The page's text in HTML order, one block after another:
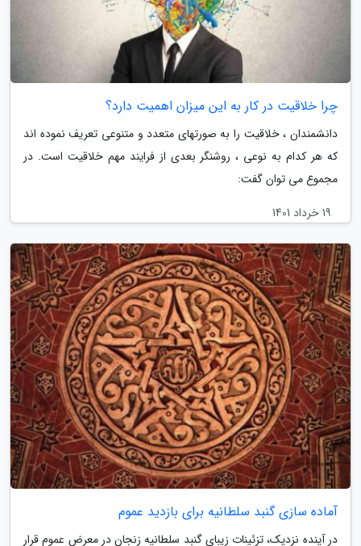
چرا خلاقیت در کار به این میزان اهمیت دارد؟
دانشمندان ، خلاقیت را به صورتهای متعدد و متنوعی تعریف نموده اند
که هر کدام به نوعی ، روشنگر بعدی از فرایند مهم خلاقیت است. در
مجموع می توان گفت:
19 خرداد 1401
آماده سازی گنبد سلطانیه برای بازدید عموم
در آینده نزدیک، تزئینات زیبای گنبد سلطانیه زنجان در معرض عموم قرار